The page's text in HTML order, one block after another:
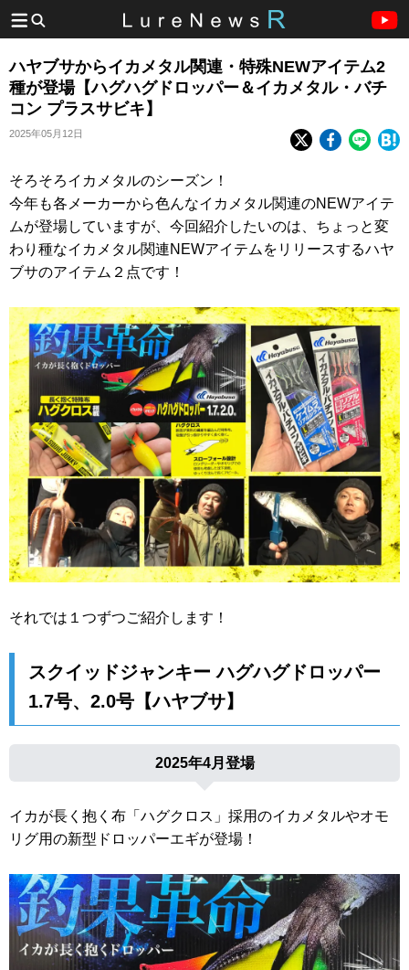
ハヤブサからイカメタル関連・特殊NEWアイテム2
種が登場【ハグハグドロッパー＆イカメタル・バチ
コン プラスサビキ】
2025年05月12日
そろそろイカメタルのシーズン！
今年も各メーカーから色んなイカメタル関連のNEWアイテ
ムが登場していますが、今回紹介したいのは、ちょっと変
わり種なイカメタル関連NEWアイテムをリリースするハヤ
ブサのアイテム２点です！
それでは１つずつご紹介します！
スクイッドジャンキー ハグハグドロッパー
1.7号、2.0号【ハヤブサ】
2025年4月登場
イカが長く抱く布「ハグクロス」採用のイカメタルやオモ
リグ用の新型ドロッパーエギが登場！